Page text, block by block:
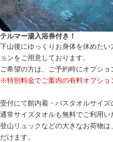
テルマー湯入浴券付き！
下山後にゆっくりお身体を休めた
ョンをご用意しております。
ご希望の方は、ご予約時にオプショ
※特別料金でご案内の有料オプショ
受付にて館内着・バスタオルサイ
通常サイズタオルも無料でご利用い
登山リュックなどの大きなお荷物
だけます。